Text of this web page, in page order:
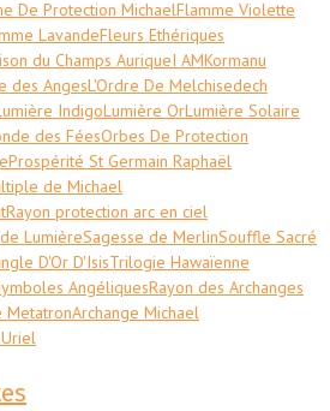
De Protection MichaelFlamme Violette
LavandeFleurs Ethériques
du Champs AuriqueI AMKormanu
des AngesL'Ordre De Melchisedech
IndigoLumière OrLumière Solaire
des FéesOrbes De Protection
Prospérité St Germain Raphaël
de Michael
Rayon protection arc en ciel
LumièreSagesse de MerlinSouffle Sacré
D'Or D'IsisTrilogie Hawaïenne
AngéliquesRayon des Archanges
MetatronArchange Michael